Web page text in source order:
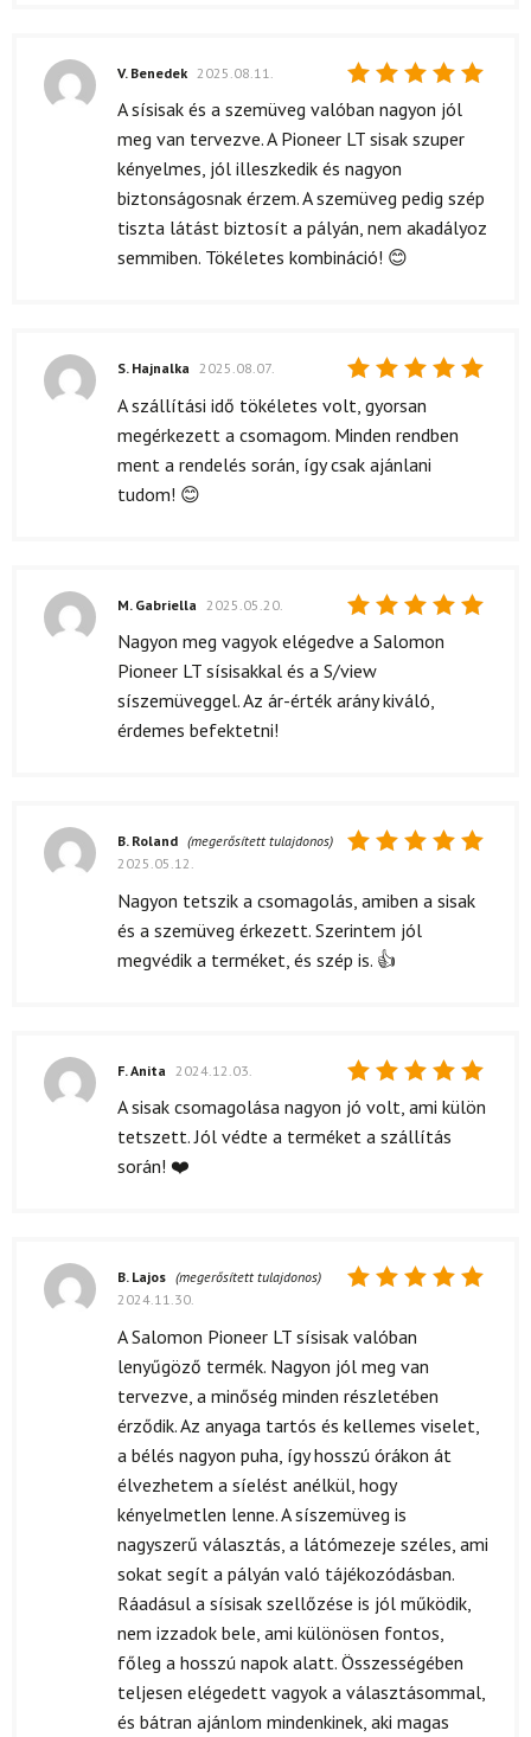
Értékelés:
/ 5
V. Benedek 2025.08.11.
A sísisak és a szemüveg valóban nagyon jól
meg van tervezve. A Pioneer LT sisak szuper
kényelmes, jól illeszkedik és nagyon
biztonságosnak érzem. A szemüveg pedig szép
tiszta látást biztosít a pályán, nem akadályoz
semmiben. Tökéletes kombináció! 😊
Értékelés:
5 / 5
S. Hajnalka 2025.08.07.
A szállítási idő tökéletes volt, gyorsan
megérkezett a csomagom. Minden rendben
ment a rendelés során, így csak ajánlani
tudom! 😊
Értékelés:
M. Gabriella 2025.05.20.
Nagyon meg vagyok elégedve a Salomon
Pioneer LT sísisakkal és a S/view
síszemüveggel. Az ár-érték arány kiváló,
érdemes befektetni!
5/ 5
B. Roland (megerősített tulajdonos)
2025.05.12.
Nagyon tetszik a csomagolás, amiben a sisak
és a szemüveg érkezett. Szerintem jól
megvédik a terméket, és szép is. 👍
Értékelés:
5
/ 5
F. Anita 2024.12.03.
A sisak csomagolása nagyon jó volt, ami külön
tetszett. Jól védte a terméket a szállítás
során! ❤️
5/ 5
B. Lajos (megerősített tulajdonos)
2024.11.30.
A Salomon Pioneer LT sísisak valóban
lenyűgöző termék. Nagyon jól meg van
tervezve, a minőség minden részletében
érződik. Az anyaga tartós és kellemes viselet,
a bélés nagyon puha, így hosszú órákon át
élvezhetem a síelést anélkül, hogy
kényelmetlen lenne. A síszemüveg is
nagyszerű választás, a látómezeje széles, ami
sokat segít a pályán való tájékozódásban.
Ráadásul a sísisak szellőzése is jól működik,
nem izzadok bele, ami különösen fontos,
főleg a hosszú napok alatt. Összességében
teljesen elégedett vagyok a választásommal,
és bátran ajánlom mindenkinek, aki magas